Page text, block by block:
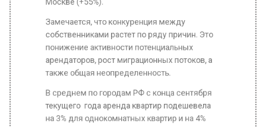
Замечается, что конкуренция между
собственниками растет по ряду причин. Это
понижение активности потенциальных
арендаторов, рост миграционных потоков, а
также общая неопределенность.
В среднем по городам РФ с конца сентября
текущего года аренда квартир подешевела